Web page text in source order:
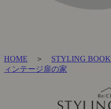
HOME ＞ STYLING BOOK
ィンテージ扉の家